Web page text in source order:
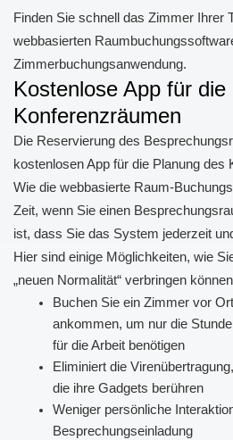
Finden Sie schnell das Zimmer Ihrer
webbasierten
Zimmerbuchungsanwendung.
Kostenlose App für die
Konferenzräumen
Die Reservierung des
kostenlosen App für die Planung des
Wie die webbasierte Raum-
Zeit, wenn Sie einen
ist, dass Sie das System jederzeit
Hier sind einige Möglichkeiten, wie
„neuen Normalität“ verbringen
Buchen Sie ein Zimmer vor
ankommen, um nur die
für die Arbeit benötigen
Eliminiert die
die ihre Gadgets berühren
Weniger persönliche
Besprechungseinladung